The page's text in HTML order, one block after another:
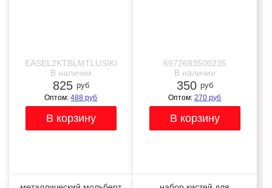
EASEL2KTBLMTLUSIKI
В наличии
825 руб
Оптом:488 руб
6972683500235
В наличии
350 руб
Оптом:270 руб